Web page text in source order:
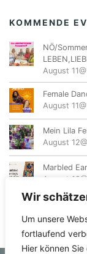
Wir
Um unsere
fortlaufend
Hier können
KOMMENDE
NÖ/
August
Female
August
Mein Lila
August
Marbled
August